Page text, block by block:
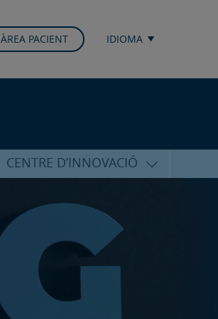
ÀREA PACIENT IDIOMA
CENTRE D’INNOVACIÓ
CONFERÈNCIES I CONGRESSOS
FORMACIÓ
PUBLICACIONS CIENTÍFIQUES
LA VEU DE L’EXPERT